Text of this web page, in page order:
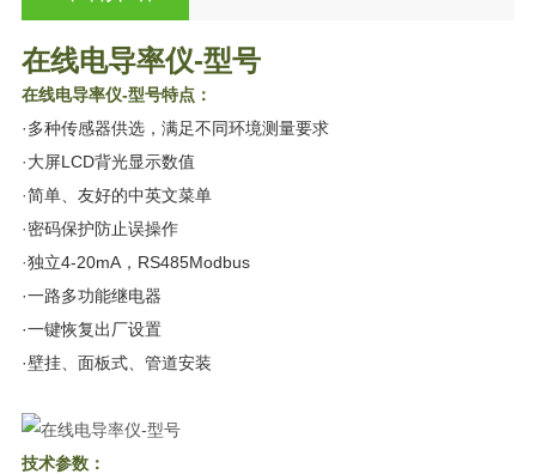
在线电导率仪-型号
在线电导率仪-型号特点：
·多种传感器供选，满足不同环境测量要求
·大屏LCD背光显示数值
·简单、友好的中英文菜单
·密码保护防止误操作
·独立4-20mA，RS485Modbus
·一路多功能继电器
·一键恢复出厂设置
·壁挂、面板式、管道安装
技术参数：